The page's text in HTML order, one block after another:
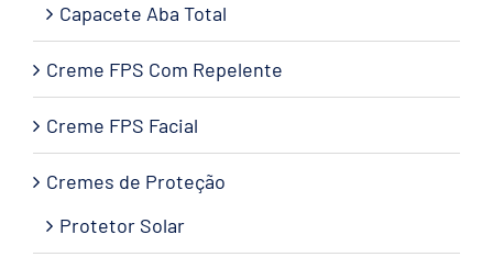
Capacete Aba Total
Creme FPS Com Repelente
Creme FPS Facial
Cremes de Proteção
Protetor Solar